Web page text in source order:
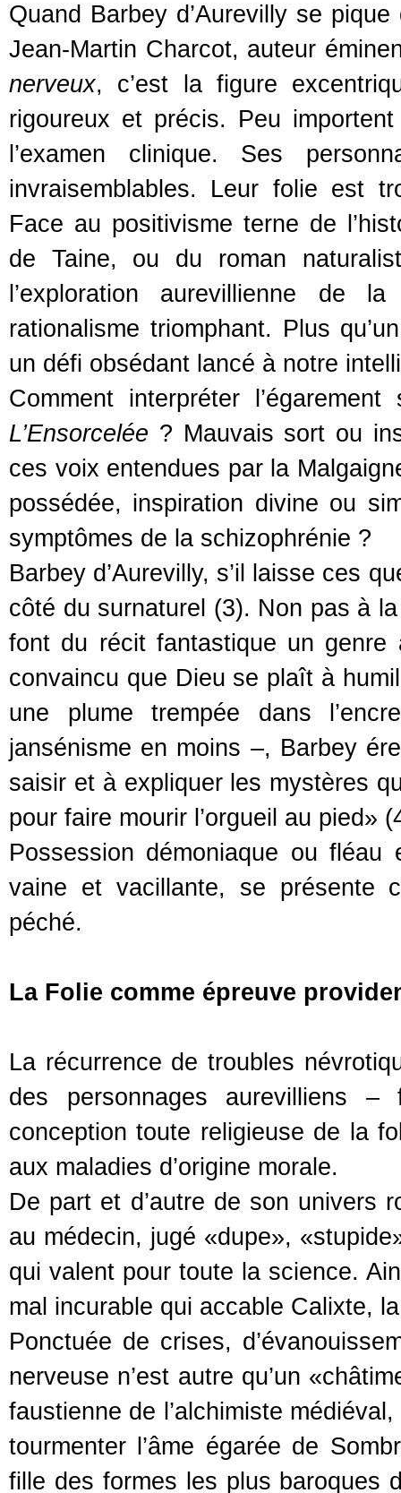
Quand Barbey d’Aurevilly se
Jean-Martin Charcot, auteur
nerveux, c’est la figure
rigoureux et précis. Peu
l’examen clinique. Ses
invraisemblables. Leur folie est
Face au positivisme terne de
de Taine, ou du roman
l’exploration aurevillienne de
rationalisme triomphant. Plus
un défi obsédant lancé à notre
Comment interpréter
L’Ensorcelée ? Mauvais sort ou
ces voix entendues par la
possédée, inspiration divine ou
symptômes de la schizophrénie ?
Barbey d’Aurevilly, s’il laisse ces
côté du surnaturel (3). Non pas à
font du récit fantastique un genre
convaincu que Dieu se plaît à
une plume trempée dans
jansénisme en moins –, Barbey
saisir et à expliquer les mystères
pour faire mourir l’orgueil au pied»
Possession démoniaque ou fléau
vaine et vacillante, se présente
péché.
La Folie comme épreuve
La récurrence de troubles
des personnages aurevilliens
conception toute religieuse de la
aux maladies d’origine morale.
De part et d’autre de son univers
au médecin, jugé «dupe»,
qui valent pour toute la science.
mal incurable qui accable Calixte,
Ponctuée de crises,
nerveuse n’est autre qu’un
faustienne de l’alchimiste
tourmenter l’âme égarée de
fille des formes les plus baroques